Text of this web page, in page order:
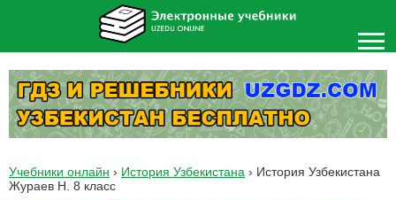
Учебники онлайн › История Узбекистана › История Узбекистана
Жураев Н. 8 класс